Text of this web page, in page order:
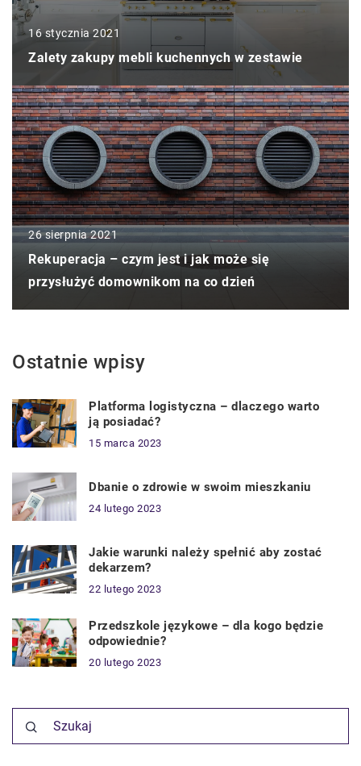
16 stycznia 2021
Zalety zakupy mebli kuchennych w zestawie
26 sierpnia 2021
Rekuperacja – czym jest i jak może się
przysłużyć domownikom na co dzień
Ostatnie wpisy
Platforma logistyczna – dlaczego warto
ją posiadać?
15 marca 2023
Dbanie o zdrowie w swoim mieszkaniu
24 lutego 2023
Jakie warunki należy spełnić aby zostać
dekarzem?
22 lutego 2023
Przedszkole językowe – dla kogo będzie
odpowiednie?
20 lutego 2023